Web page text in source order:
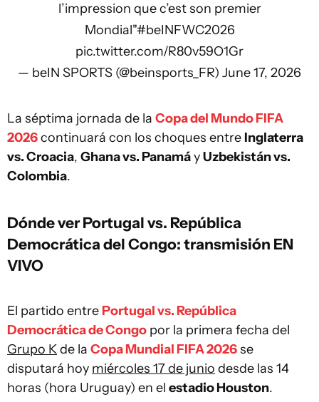
l’impression que c’est son premier
Mondial"#beINFWC2026
pic.twitter.com/R80v59O1Gr
— beIN SPORTS (@beinsports_FR) June 17, 2026
La séptima jornada de la Copa del Mundo FIFA
2026continuará con los choques entre Inglaterra
vs. Croacia, Ghana vs. PanamáyUzbekistán vs.
Colombia.
Dónde ver Portugal vs. República
Democrática del Congo: transmisión EN
VIVO
El partido entre Portugal vs. República
Democrática de Congo por la primera fecha del
Grupo Kde la Copa Mundial FIFA 2026se
disputará hoy miércoles 17 de junio desde las 14
horas (hora Uruguay) en el estadio Houston.